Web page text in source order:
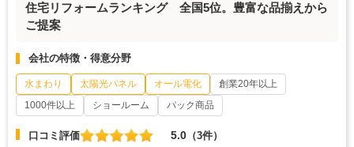
住宅リフォームランキング 全国5位。豊富な品揃えから
ご提案
会社の特徴・得意分野
水まわり 太陽光パネル オール電化
創業20年以上
1000件以上
ショールーム パック商品
口コミ評価 5.0 （3件）